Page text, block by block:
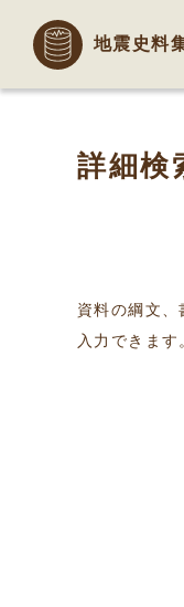
地震史料
詳細検
資料の綱文
入力できま